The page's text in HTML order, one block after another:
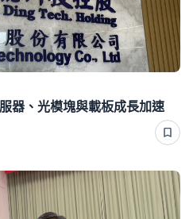
器、光模塊與載板成長加速